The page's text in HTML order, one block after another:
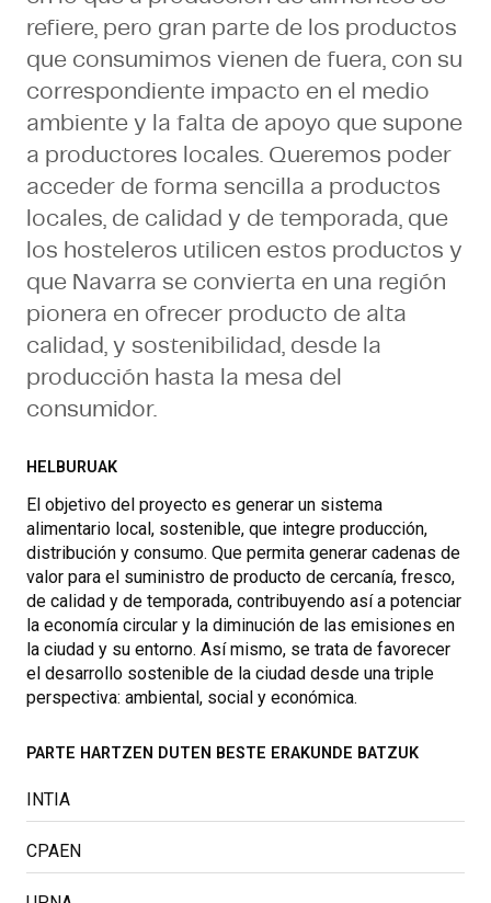
refiere, pero gran parte de los productos
que consumimos vienen de fuera, con su
correspondiente impacto en el medio
ambiente y la falta de apoyo que supone
a productores locales. Queremos poder
acceder de forma sencilla a productos
locales, de calidad y de temporada, que
los hosteleros utilicen estos productos y
que Navarra se convierta en una región
pionera en ofrecer producto de alta
calidad, y sostenibilidad, desde la
producción hasta la mesa del
consumidor.
HELBURUAK
El objetivo del proyecto es generar un sistema
alimentario local, sostenible, que integre producción,
distribución y consumo. Que permita generar cadenas de
valor para el suministro de producto de cercanía, fresco,
de calidad y de temporada, contribuyendo así a potenciar
la economía circular y la diminución de las emisiones en
la ciudad y su entorno. Así mismo, se trata de favorecer
el desarrollo sostenible de la ciudad desde una triple
perspectiva: ambiental, social y económica.
PARTE HARTZEN DUTEN BESTE ERAKUNDE BATZUK
INTIA
CPAEN